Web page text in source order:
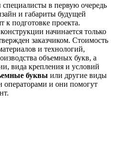
в первую очередь
и габариты будущей
к подготовке проекта.
начинается только
заказчиком. Стоимость
и технологий,
объемных букв, а
вида крепления и условий
буквы или другие виды
операторами и они помогут